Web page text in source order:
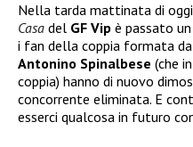
Nella tarda mattinata di
Casa del GF Vip è passato
i fan della coppia formata da
Antonino Spinalbese (che
coppia) hanno di nuovo
concorrente eliminata. E
esserci qualcosa in futuro